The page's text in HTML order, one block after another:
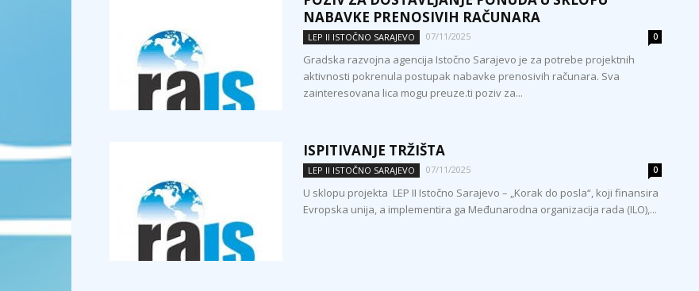
NABAVKE PRENOSIVIH RAČUNARA
LEP II ISTOČNO SARAJEVO 07/11/2025 0
Gradska razvojna agencija Istočno Sarajevo je za potrebe projektnih
aktivnosti pokrenula postupak nabavke prenosivih računara. Sva
zainteresovana lica mogu preuze.ti poziv za...
ISPITIVANJE TRŽIŠTA
LEP II ISTOČNO SARAJEVO 07/11/2025 0
U sklopu projekta LEP II Istočno Sarajevo – „Korak do posla“, koji finansira
Evropska unija, a implementira ga Međunarodna organizacija rada (ILO),...